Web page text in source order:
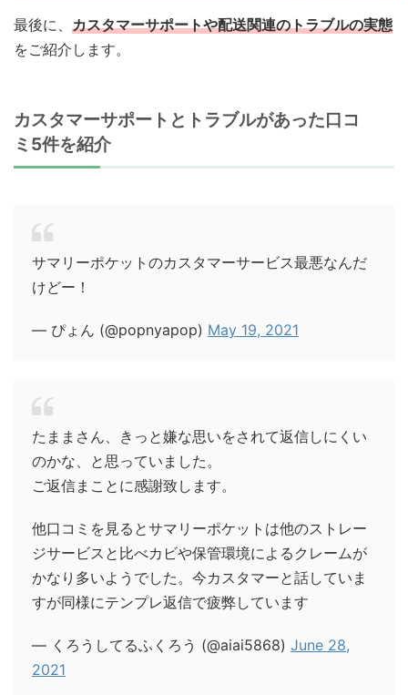
最後に、 カスタマーサポートや配送関連のトラブルの実態
をご紹介します。
カスタマーサポートとトラブルがあった口コ
ミ5件を紹介
サマリーポケットのカスタマーサービス最悪なんだ
けどー！
— ぴょん (@popnyapop) May 19, 2021
たままさん、きっと嫌な思いをされて返信しにくい
のかな、と思っていました。
ご返信まことに感謝致します。
他口コミを見るとサマリーポケットは他のストレー
ジサービスと比べカビや保管環境によるクレームが
かなり多いようでした。今カスタマーと話していま
すが同様にテンプレ返信で疲弊しています
— くろうしてるふくろう (@aiai5868) June 28,
2021